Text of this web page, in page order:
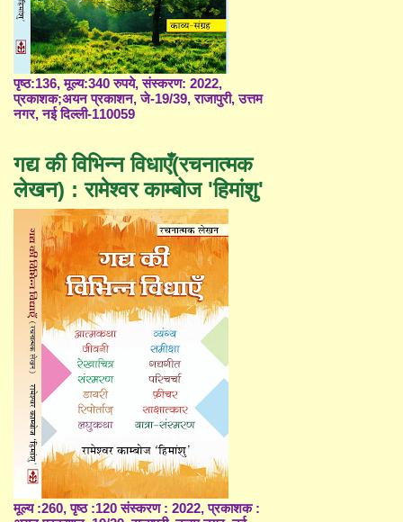
पृष्ठ:136, मूल्य:340 रुपये, संस्करण: 2022,
प्रकाशक;अयन प्रकाशन, जे-19/39, राजापुरी, उत्तम
नगर, नई दिल्ली-110059
गद्य की विभिन्न विधाएँ(रचनात्मक
लेखन) : रामेश्वर काम्बोज 'हिमांशु'
मूल्य :260, पृष्ठ :120 संस्करण : 2022, प्रकाशक :